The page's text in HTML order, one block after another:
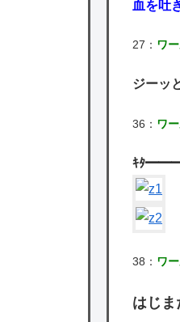
血を吐
27： ワ
ジーッ
36： ワ
ｷﾀ
38： ワ
はじま